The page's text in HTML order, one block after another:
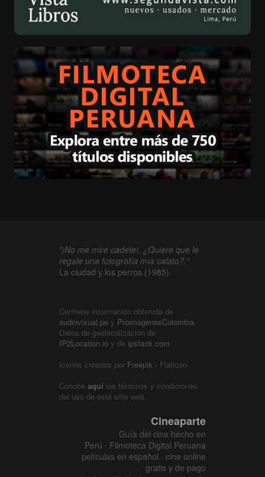
"¡No me mire cadete!, ¿Quiere que le
regale una fotografía mía calato?."
La ciudad y los perros (1985).
Contiene información obtenida de
audiovisual.pe y ProimágenesColombia
Datos de geolocalización de
IP2Location.io y de ipstack.com
Iconos creados por Freepik - Flaticon
Conoce aquí los términos y condiciones
del uso de este sitio web.
Cineaparte
Guía del cine hecho en
Perú · Filmoteca Digital Peruana
películas en español · cine online
gratis y de pago